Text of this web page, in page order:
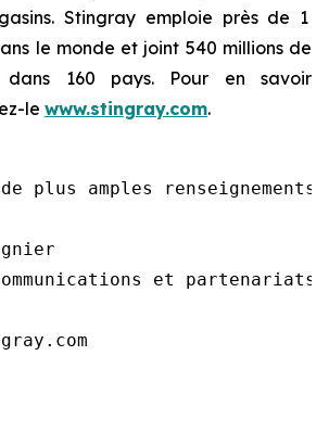
Stingray emploie près de 1
le monde et joint 540 millions de
dans 160 pays. Pour en savoir
le www.stingray.com.
plus amples
et partenariats